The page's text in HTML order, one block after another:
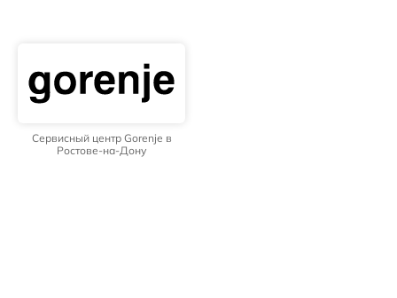
Сервисный центр Gorenje в
Ростове-на-Дону